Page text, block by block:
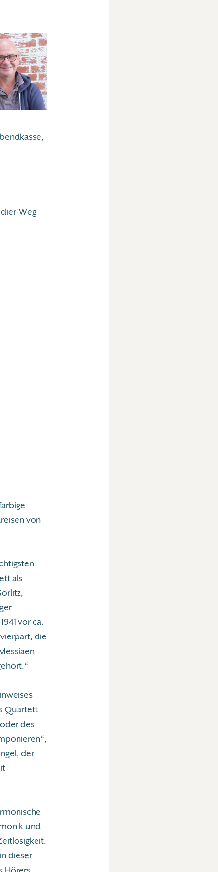
Weg
von
als
vor ca.
die
Quartett
des
der
und
dieser
Hörers